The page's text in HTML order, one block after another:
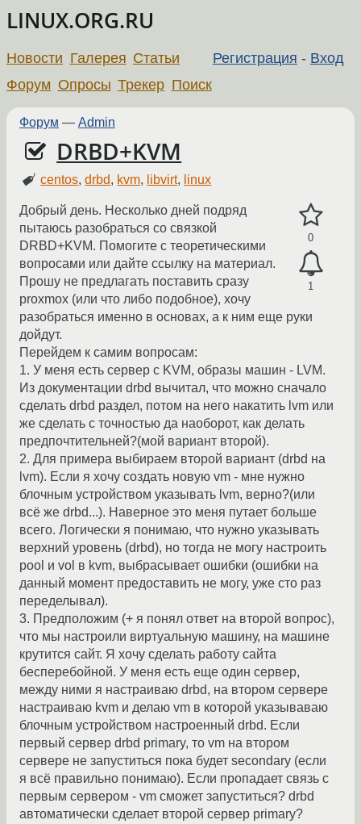
LINUX.ORG.RU
Регистрация - Вход
Новости Галерея Статьи
Форум Опросы Трекер Поиск
Форум — Admin
DRBD+KVM
centos,drbd, kvm, libvirt, linux
0
1
Добрый день. Несколько дней подряд
пытаюсь разобраться со связкой
DRBD+KVM. Помогите с теоретическими
вопросами или дайте ссылку на материал.
Прошу не предлагать поставить сразу
proxmox (или что либо подобное), хочу
разобраться именно в основах, а к ним еще руки
дойдут.
Перейдем к самим вопросам:
1. У меня есть сервер с KVM, образы машин - LVM.
Из документации drbd вычитал, что можно сначало
сделать drbd раздел, потом на него накатить lvm или
же сделать с точностью да наоборот, как делать
предпочтительней?(мой вариант второй).
2. Для примера выбираем второй вариант (drbd на
lvm). Если я хочу создать новую vm - мне нужно
блочным устройством указывать lvm, верно?(или
всё же drbd...). Наверное это меня путает больше
всего. Логически я понимаю, что нужно указывать
верхний уровень (drbd), но тогда не могу настроить
pool и vol в kvm, выбрасывает ошибки (ошибки на
данный момент предоставить не могу, уже сто раз
переделывал).
3. Предположим (+ я понял ответ на второй вопрос),
что мы настроили виртуальную машину, на машине
крутится сайт. Я хочу сделать работу сайта
бесперебойной. У меня есть еще один сервер,
между ними я настраиваю drbd, на втором сервере
настраиваю kvm и делаю vm в которой указываваю
блочным устройством настроенный drbd. Если
первый сервер drbd primary, то vm на втором
сервере не запуститься пока будет secondary (если
я всё правильно понимаю). Если пропадает связь с
первым сервером - vm сможет запуститься? drbd
автоматически сделает второй сервер primary?